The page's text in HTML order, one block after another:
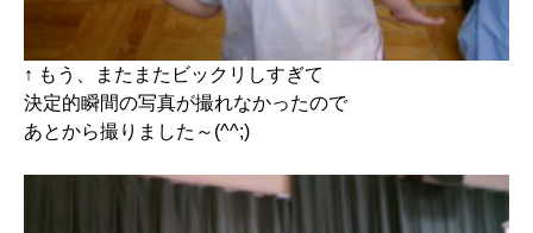
↑ もう、またまたビックリしすぎて
決定的瞬間の写真が撮れなかったので
あとから撮りました～(^^;)